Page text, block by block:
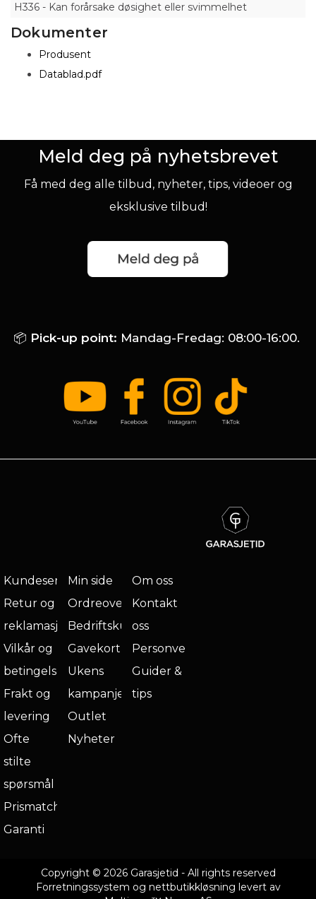
H336 - Kan forårsake døsighet eller svimmelhet
Dokumenter
Produsent
Datablad.pdf
Meld deg på nyhetsbrevet
Få med deg alle tilbud, nyheter, tips, videoer og
eksklusive tilbud!
📦 Pick-up point: Mandag-Fredag: 08:00-16:00.
Kundeservice
Retur og
reklamasjon
Vilkår og
betingelser
Frakt og
levering
Ofte
stilte
spørsmål
Prismatch
Garanti
Min side
Ordreoversikt
Bedriftskunde
Gavekort
Ukens
kampanje
Outlet
Nyheter
Om oss
Kontakt
oss
Personvern
Guider &
tips
Copyright © 2026 Garasjetid - All rights reserved
Forretningssystem og nettbutikkløsning levert av